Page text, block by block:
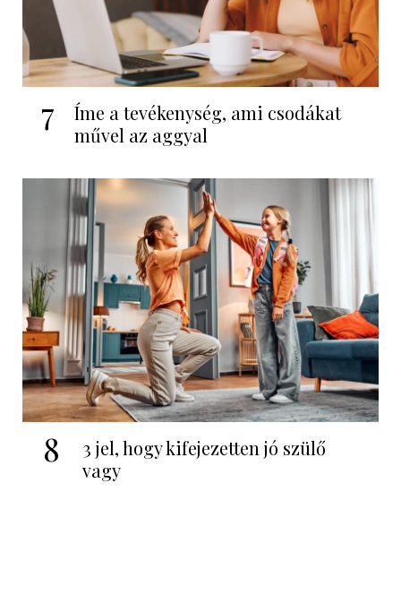
7
Íme a tevékenység, ami csodákat
művel az aggyal
8
3 jel, hogy kifejezetten jó szülő
vagy